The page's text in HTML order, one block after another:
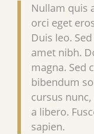
Nullam quis
orci eget
Duis leo.
amet nibh.
magna. Sed
bibendum
cursus
a libero.
sapien.